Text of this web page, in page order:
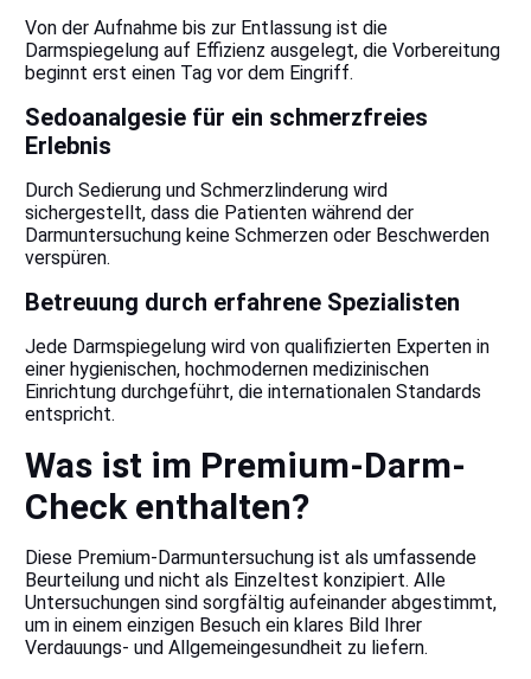
Von der Aufnahme bis zur Entlassung ist die
Darmspiegelung auf Effizienz ausgelegt, die Vorbereitung
beginnt erst einen Tag vor dem Eingriff.
Sedoanalgesie für ein schmerzfreies
Erlebnis
Durch Sedierung und Schmerzlinderung wird
sichergestellt, dass die Patienten während der
Darmuntersuchung keine Schmerzen oder Beschwerden
verspüren.
Betreuung durch erfahrene Spezialisten
Jede Darmspiegelung wird von qualifizierten Experten in
einer hygienischen, hochmodernen medizinischen
Einrichtung durchgeführt, die internationalen Standards
entspricht.
Was ist im Premium-Darm-
Check enthalten?
Diese Premium-Darmuntersuchung ist als umfassende
Beurteilung und nicht als Einzeltest konzipiert. Alle
Untersuchungen sind sorgfältig aufeinander abgestimmt,
um in einem einzigen Besuch ein klares Bild Ihrer
Verdauungs- und Allgemeingesundheit zu liefern.